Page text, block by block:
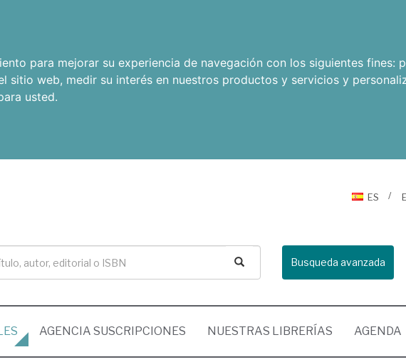
para mejorar su experiencia de navegación con los siguientes fines:
sitio web, medir su interés en nuestros productos y servicios y
usted.
ES
Busqueda avanzada
AGENCIA SUSCRIPCIONES NUESTRAS LIBRERÍAS AGENDA